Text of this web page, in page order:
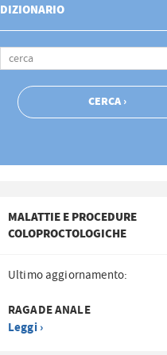
DIZIONARIO
MALATTIE E PROCEDURE
COLOPROCTOLOGICHE
Ultimo aggiornamento:
RAGADE ANALE
Leggi ›